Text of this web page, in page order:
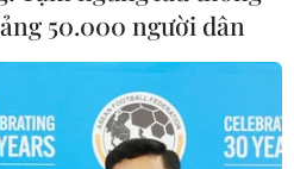
tiên: 2.000
thực chiến
50.000 người dân